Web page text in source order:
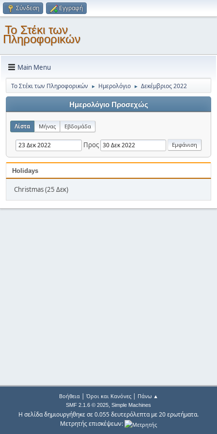
Σύνδεση Εγγραφή
Το Στέκι των
Πληροφορικών
Main Menu
Το Στέκι των Πληροφορικών ► Ημερολόγιο ► Δεκέμβριος 2022
Ημερολόγιο Προσεχώς
Λίστα Μήνας Εβδομάδα
Προς
Holidays
Christmas (25 Δεκ)
Βοήθεια| Όροι και Κανόνες| Πάνω ▲
SMF 2.1.6 © 2025, Simple Machines
Η σελίδα δημιουργήθηκε σε 0.055 δευτερόλεπτα με 20 ερωτήματα.
Μετρητής επισκέψεων: